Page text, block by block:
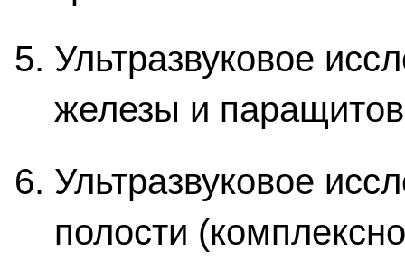
Ультразвуковое
железы и
Ультразвуковое
полости